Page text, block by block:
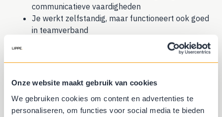
Onze website maakt gebruik van cookies
We gebruiken cookies om content en advertenties te
personaliseren, om functies voor social media te bieden
communicatieve vaardigheden
Je werkt zelfstandig, maar functioneert ook goed
in teamverband